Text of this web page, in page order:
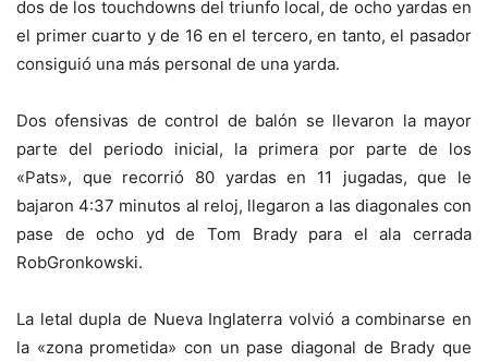
dos de los touchdowns del triunfo local, de ocho yardas en
el primer cuarto y de 16 en el tercero, en tanto, el pasador
consiguió una más personal de una yarda.
Dos ofensivas de control de balón se llevaron la mayor
parte del periodo inicial, la primera por parte de los
«Pats», que recorrió 80 yardas en 11 jugadas, que le
bajaron 4:37 minutos al reloj, llegaron a las diagonales con
pase de ocho yd de Tom Brady para el ala cerrada
RobGronkowski.
La letal dupla de Nueva Inglaterra volvió a combinarse en
la «zona prometida» con un pase diagonal de Brady que